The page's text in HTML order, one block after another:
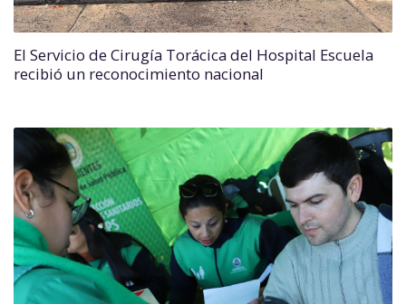
El Servicio de Cirugía Torácica del Hospital Escuela
recibió un reconocimiento nacional